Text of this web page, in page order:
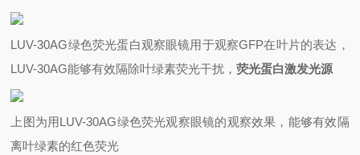
LUV-30AG绿色荧光蛋白观察眼镜用于观察GFP在叶片的表达，
LUV-30AG能够有效隔除叶绿素荧光干扰，荧光蛋白激发光源
上图为用LUV-30AG绿色荧光观察眼镜的观察效果，能够有效隔
离叶绿素的红色荧光